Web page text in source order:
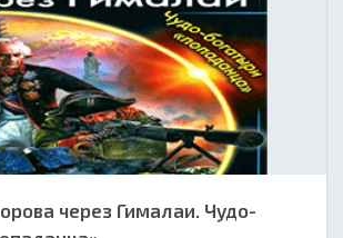
через Гималаи. Чудо-